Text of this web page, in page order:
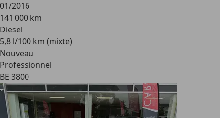
01/2016
141 000 km
Diesel
5,8 l/100 km (mixte)
Nouveau
Professionnel
BE 3800